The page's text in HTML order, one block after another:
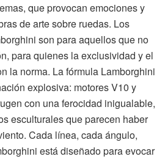
que provocan emociones y
de arte sobre ruedas. Los
son para aquellos que no
para quienes la exclusividad y el
la norma. La fórmula Lamborghini
explosiva: motores V10 y
con una ferocidad inigualable,
esculturales que parecen haber
Cada línea, cada ángulo,
está diseñado para evocar